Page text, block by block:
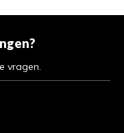
vragen.